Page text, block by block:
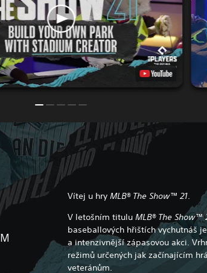
Vítej u hry MLB® The Show™ 21.
V letošním titulu MLB® The Show™
baseballových hřištích vychutnáš
a intenzivnější zápasovou akci.
režimů určených jak začínajícím
veteránům.